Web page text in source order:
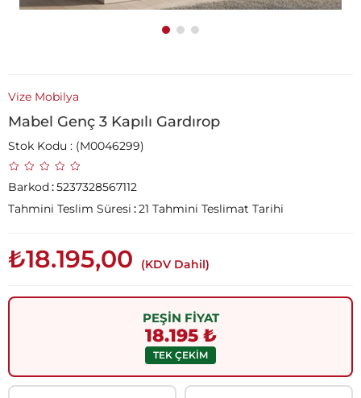
Vize Mobilya
Mabel Genç 3 Kapılı Gardırop
Stok Kodu (M0046299)
Barkod:5237328567112
Tahmini Teslim Süresi :21 Tahmini Teslimat Tarihi
₺18.195,00 (KDV Dahil)
PEŞİN FİYAT
18.195 ₺
TEK ÇEKİM